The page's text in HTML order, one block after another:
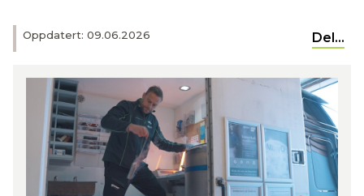
Oppdatert: 09.06.2026 Del...